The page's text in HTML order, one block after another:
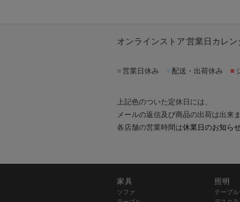
オンラインストア 営業日カレン
営業日休み 配送・出荷休み ■
上記色のついた定休日には、
メールの返信及び商品の出荷は出来
各店舗の営業時間は休業日のお知ら
家具
ソファ
照明
テーブ